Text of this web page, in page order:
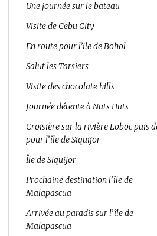
Une journée sur le bateau
Visite de Cebu City
En route pour l’ile de Bohol
Salut les Tarsiers
Visite des chocolate hills
Journée détente à Nuts Huts
Croisière sur la rivière Loboc puis
pour l’île de Siquijor
Île de Siquijor
Prochaine destination l’île de
Malapascua
Arrivée au paradis sur l’île de
Malapascua